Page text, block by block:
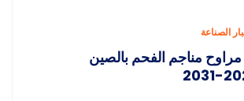
الصناعة
مناجم الفحم بالصين